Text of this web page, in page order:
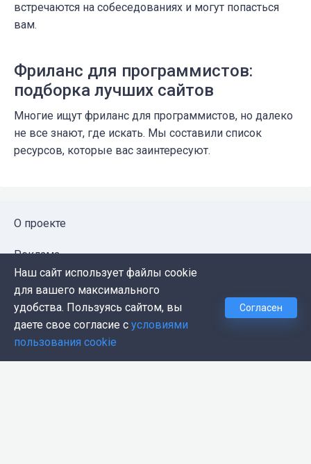
встречаются на собеседованиях и могут попасться
вам.
Фриланс для программистов:
подборка лучших сайтов
Многие ищут фриланс для программистов, но далеко
не все знают, где искать. Мы составили список
ресурсов, которые вас заинтересуют.
О проекте
Реклама
Публичная оферта
Политика конфиденциальности
Контакты
Наш сайт использует файлы cookie
для вашего максимального
удобства. Пользуясь сайтом, вы
даете свое согласие с условиями
пользования cookie
Согласен